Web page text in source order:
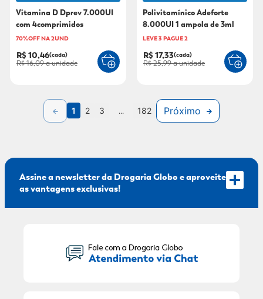
Vitamina D Dprev 7.000UI
com 4comprimidos
70%OFF NA 2UND
R$ 10,46(cada)
R$ 16,09a unidade
Polivitamínico Adeforte
8.000UI 1 ampola de 3ml
LEVE 3 PAGUE 2
R$ 17,33(cada)
R$ 25,99a unidade
1 2 3 ... 182 Próximo
Assine a newsletter da Drogaria Globo e aproveite
as vantagens exclusivas!